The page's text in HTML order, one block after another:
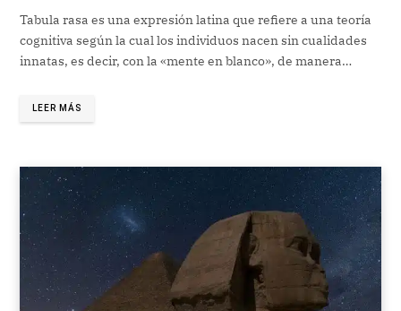
Tabula rasa es una expresión latina que refiere a una teoría
cognitiva según la cual los individuos nacen sin cualidades
innatas, es decir, con la «mente en blanco», de manera…
LEER MÁS